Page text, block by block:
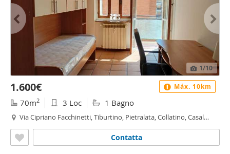
1/10
1.600€
70m2 3 Loc 1 Bagno
Via Cipriano Facchinetti, Tiburtino, Pietralata, Collatino, Casal
Contatta
Máx. 10km